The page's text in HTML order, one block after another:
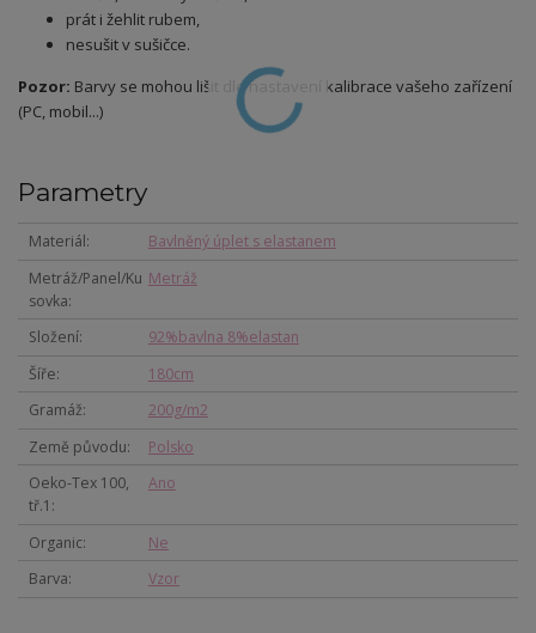
prát i žehlit rubem,
nesušit v sušičce.
Pozor: Barvy se mohou lišit dle nastavení kalibrace vašeho zařízení
(PC, mobil...)
Parametry
Materiál
Bavlněný úplet s elastanem
Metráž/Panel/Ku
sovka
Metráž
Složení
92%bavlna 8%elastan
Šíře
180cm
Gramáž
200g/m2
Země původu
Polsko
Oeko-Tex 100,
tř.1
Ano
Organic
Ne
Barva
Vzor